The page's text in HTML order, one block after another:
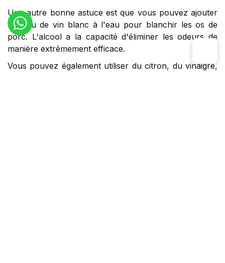
Une autre bonne astuce est que vous pouvez ajouter
un peu de vin blanc à l'eau pour blanchir les os de
porc. L'alcool a la capacité d'éliminer les odeurs de
manière extrêmement efficace.
Vous pouvez également utiliser du citron, du vinaigre,